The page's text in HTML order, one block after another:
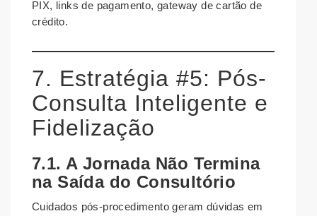
PIX, links de pagamento, gateway de cartão de
crédito.
7. Estratégia #5: Pós-
Consulta Inteligente e
Fidelização
7.1. A Jornada Não Termina
na Saída do Consultório
Cuidados pós-procedimento geram dúvidas em